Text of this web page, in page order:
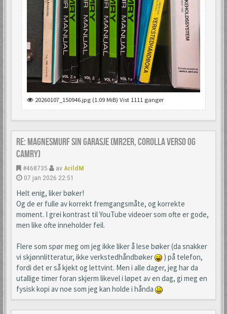
20260107_150946.jpg (1.09 MiB) Vist 1111 ganger
Re: Magnesmurf sin garasje (mr2er, corolla verso og
camry)
#468735 av ArildM
07 jan 2026 22:51
Helt enig, liker bøker!
Og de er fulle av korrekt fremgangsmåte, og korrekte
moment. I grei kontrast til YouTube videoer som ofte er gode,
men like ofte inneholder feil.
Flere som spør meg om jeg ikke liker å lese bøker (da snakker
vi skjønnlitteratur, ikke verkstedhåndbøker
) på telefon,
fordi det er så kjekt og lettvint. Men i alle dager, jeg har da
utallige timer foran skjerm likevel i løpet av en dag, gi meg en
fysisk kopi av noe som jeg kan holde i hånda